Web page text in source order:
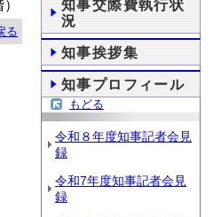
る
知事交際費執行状
況
知事挨拶集
知事プロフィール
もどる
令和８年度知事記者会見
録
令和7年度知事記者会見
録